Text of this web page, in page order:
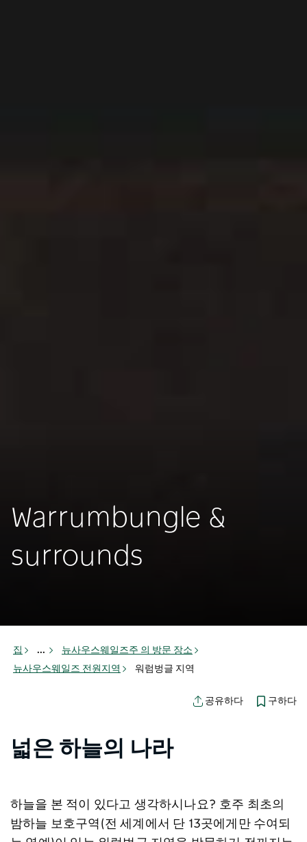
Warrumbungle &
surrounds
집 ...
뉴사우스웨일즈주 의 방문 장소
뉴사우스웨일즈 전원지역
워럼벙글 지역
공유하다 구하다
넓은 하늘의 나라
하늘을 본 적이 있다고 생각하시나요? 호주 최초의
밤하늘 보호구역(전 세계에서 단 13곳에게만 수여되